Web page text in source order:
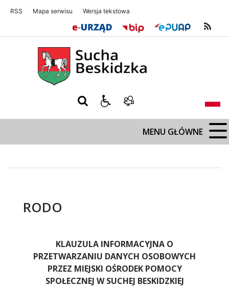
RSS Mapa serwisu Wersja tekstowa
Sucha Beskidzka
MENU GŁÓWNE
RODO
KLAUZULA INFORMACYJNA O
PRZETWARZANIU DANYCH OSOBOWYCH
PRZEZ MIEJSKI OŚRODEK POMOCY
SPOŁECZNEJ W SUCHEJ BESKIDZKIEJ